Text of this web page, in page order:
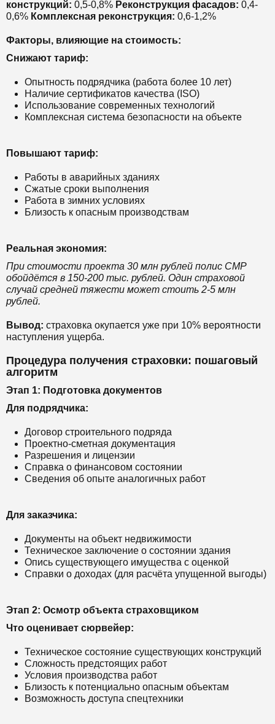
конструкций: 0,5-0,8% Реконструкция фасадов: 0,4-
0,6% Комплексная реконструкция: 0,6-1,2%
Факторы, влияющие на стоимость:
Снижают тариф:
Опытность подрядчика (работа более 10 лет)
Наличие сертификатов качества (ISO)
Использование современных технологий
Комплексная система безопасности на объекте
Повышают тариф:
Работы в аварийных зданиях
Сжатые сроки выполнения
Работа в зимних условиях
Близость к опасным производствам
Реальная экономия:
При стоимости проекта 30 млн рублей полис СМР
обойдётся в 150-200 тыс. рублей. Один страховой
случай средней тяжести может стоить 2-5 млн
рублей.
Вывод: страховка окупается уже при 10% вероятности
наступления ущерба.
Процедура получения страховки: пошаговый
алгоритм
Этап 1: Подготовка документов
Для подрядчика:
Договор строительного подряда
Проектно-сметная документация
Разрешения и лицензии
Справка о финансовом состоянии
Сведения об опыте аналогичных работ
Для заказчика:
Документы на объект недвижимости
Техническое заключение о состоянии здания
Опись существующего имущества с оценкой
Справки о доходах (для расчёта упущенной выгоды)
Этап 2: Осмотр объекта страховщиком
Что оценивает сюрвейер:
Техническое состояние существующих конструкций
Сложность предстоящих работ
Условия производства работ
Близость к потенциально опасным объектам
Возможность доступа спецтехники